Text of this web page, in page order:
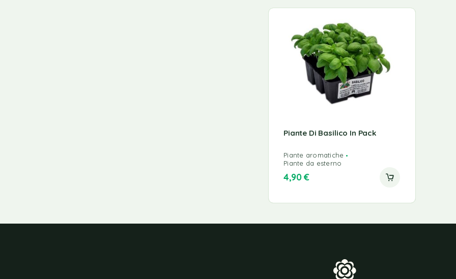
Piante Di Basilico In Pack
Piante aromatiche
Piante da esterno
4,90€